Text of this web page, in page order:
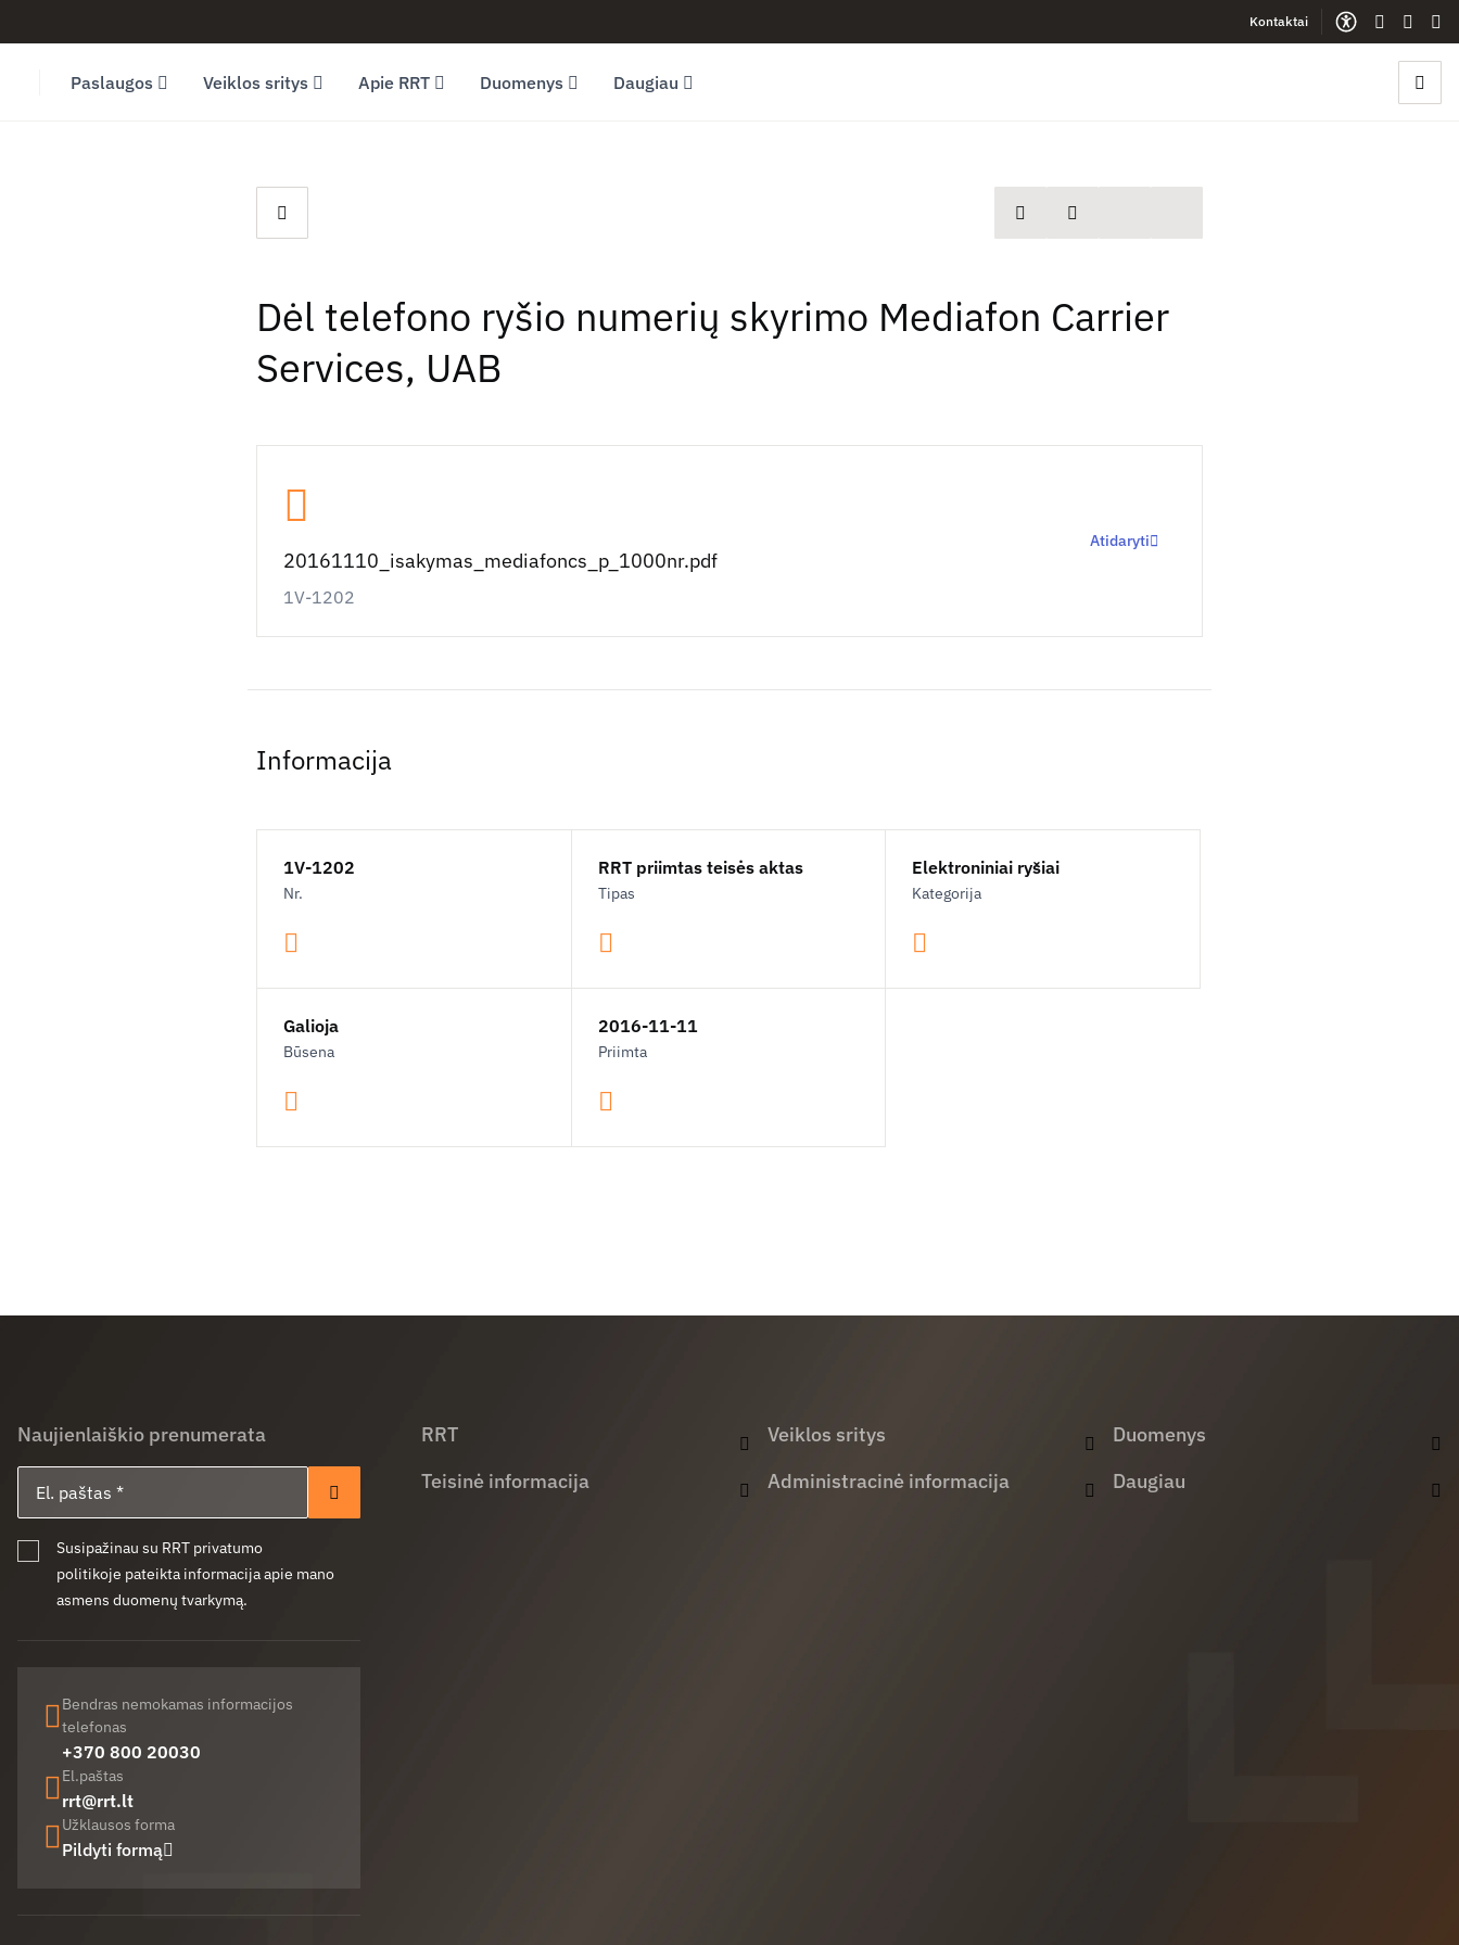
Kontaktai
Gestų
Paslaugos Veiklos sritys Apie RRT Duomenys Daugiau
spausdintiDalintis
Dėl telefono ryšio numerių skyrimo Mediafon Carrier
Services, UAB
20161110_isakymas_mediafoncs_p_1000nr.pdf
1V-1202
Atidaryti
Informacija
1V-1202
Nr.
RRT priimtas teisės aktas
Tipas
Elektroniniai ryšiai
Kategorija
Galioja
Būsena
2016-11-11
Priimta
Naujienlaiškio prenumerata
Prenumeruoti
Susipažinau su RRT privatumo
politikoje pateikta informacija apie mano
asmens duomenų tvarkymą.
Bendras nemokamas informacijos
telefonas
+370 800 20030
El.paštas
rrt@rrt.lt
Užklausos forma
Pildyti formą
RRT
Teisinė informacija
Veiklos sritys
Administracinė informacija
Duomenys
Daugiau